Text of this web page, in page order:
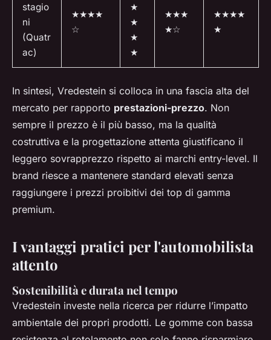
stagio
ni
(Quatr
ac)
★★★★
☆
★
★
★
★
★★★
★☆
★★★★
★
In sintesi, Vredestein si colloca in una fascia alta del
mercato per rapporto prestazioni-prezzo. Non
sempre il prezzo è il più basso, ma la qualità
costruttiva e la progettazione attenta giustificano il
leggero sovrapprezzo rispetto ai marchi entry-level. Il
brand riesce a mantenere standard elevati senza
raggiungere i prezzi proibitivi dei top di gamma
premium.
I vantaggi pratici per l'automobilista
attento
Sostenibilità e durata nel tempo
Vredestein investe nella ricerca per ridurre l’impatto
ambientale dei propri prodotti. Le gomme con bassa